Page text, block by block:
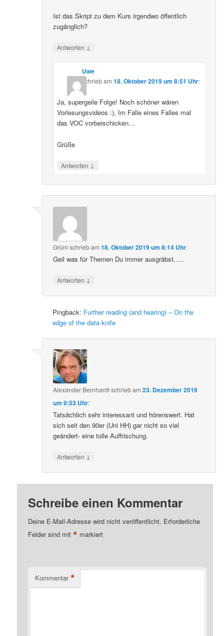
Ist das Skript zu dem Kurs irgendwo öffentlich
zugänglich?
Antworten ↓
Uwe
schriebam 18. Oktober 2019 um 8:51 Uhr:
Ja, supergeile Folge! Noch schöner wären
Vorlesungsvideos :), Im Falle eines Falles mal
das VOC vorbeischicken…
Grüße
Antworten ↓
Grüni schriebam18. Oktober 2019 um 8:14 Uhr:
Geil was für Themen Du immer ausgräbst…..
Antworten ↓
Pingback: Further reading (and hearing) – On the
edge of the data knife
Alexander Bernhardtschriebam23. Dezember 2019
um 9:53 Uhr:
Tatsächlich sehr interessant und hörenswert. Hat
sich seit den 90er (Uni HH) gar nicht so viel
geändert- eine tolle Auffrischung.
Antworten ↓
Schreibe einen Kommentar
Deine E-Mail-Adresse wird nicht veröffentlicht. Erforderliche
Felder sind mit* markiert
Kommentar *